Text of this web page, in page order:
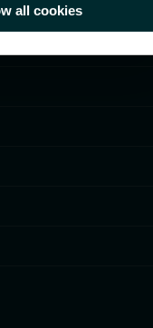
all cookies